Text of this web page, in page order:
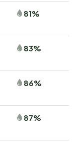
81%
83%
86%
87%